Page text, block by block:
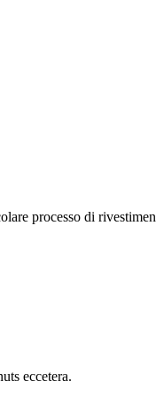
processo di
eccetera.